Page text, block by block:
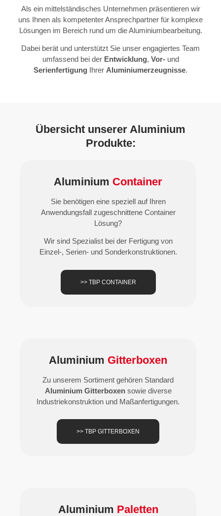
Als ein mittelständisches Unternehmen präsentieren wir
uns Ihnen als kompetenter Ansprechpartner für komplexe
Lösungen im Bereich rund um die Aluminiumbearbeitung.
Dabei berät und unterstützt Sie unser engagiertes Team
umfassend bei der Entwicklung, Vor-und
Serienfertigung Ihrer Aluminiumerzeugnisse.
Übersicht unserer Aluminium
Produkte:
Aluminium Container
Sie benötigen eine speziell auf Ihren
Anwendungsfall zugeschnittene Container
Lösung?
Wir sind Spezialist bei der Fertigung von
Einzel-, Serien- und Sonderkonstruktionen.
>> TBP CONTAINER
Aluminium Gitterboxen
Zu unserem Sortiment gehören Standard
Aluminium Gitterboxensowie diverse
Industriekonstruktion und Maßanfertigungen.
>> TBP GITTERBOXEN
Aluminium Paletten